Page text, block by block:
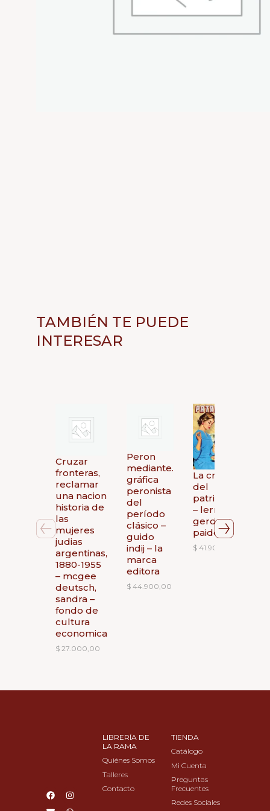
TAMBIÉN TE PUEDE
INTERESAR
Cruzar
fronteras,
reclamar
una nacion
historia de
las
mujeres
judias
argentinas,
1880-1955
– mcgee
deutsch,
sandra –
fondo de
cultura
economica
$ 27.000,00
Peron
mediante.
gráfica
peronista
del
período
clásico –
guido
indij – la
marca
editora
$ 44.900,00
La creacion
del
patriarcado
– lerner
gerda –
paidós
$ 41.900,00
F
a
c
I
n
s
E
n
v
W
h
a
LIBRERÍA DE
LA RAMA
Quiénes Somos
Talleres
Contacto
TIENDA
Catálogo
Mi Cuenta
Preguntas
Frecuentes
Redes Sociales